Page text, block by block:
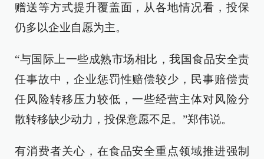
赠送等方式提升覆盖面，从各地情况看，投保
仍多以企业自愿为主。
“与国际上一些成熟市场相比，我国食品安全责
任事故中，企业惩罚性赔偿较少，民事赔偿责
任风险转移压力较低，一些经营主体对风险分
散转移缺少动力，投保意愿不足。”郑伟说。
有消费者关心，在食品安全重点领域推进强制